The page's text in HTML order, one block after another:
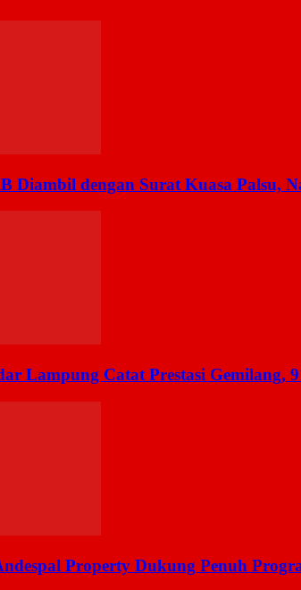
Diambil dengan Surat Kuasa Palsu,
Lampung Catat Prestasi Gemilang,
Property Dukung Penuh